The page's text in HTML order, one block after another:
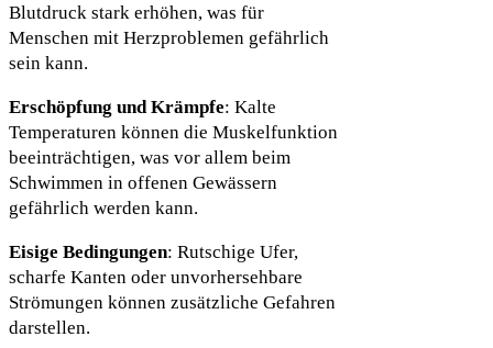
Blutdruck stark erhöhen, was für
Menschen mit Herzproblemen gefährlich
sein kann.
Erschöpfung und Krämpfe: Kalte
Temperaturen können die Muskelfunktion
beeinträchtigen, was vor allem beim
Schwimmen in offenen Gewässern
gefährlich werden kann.
Eisige Bedingungen: Rutschige Ufer,
scharfe Kanten oder unvorhersehbare
Strömungen können zusätzliche Gefahren
darstellen.